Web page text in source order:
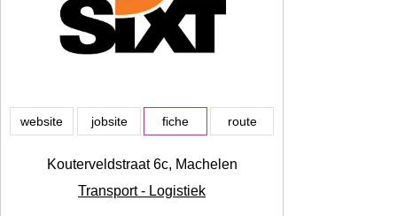
website jobsite fiche route
Kouterveldstraat 6c, Machelen
Transport - Logistiek